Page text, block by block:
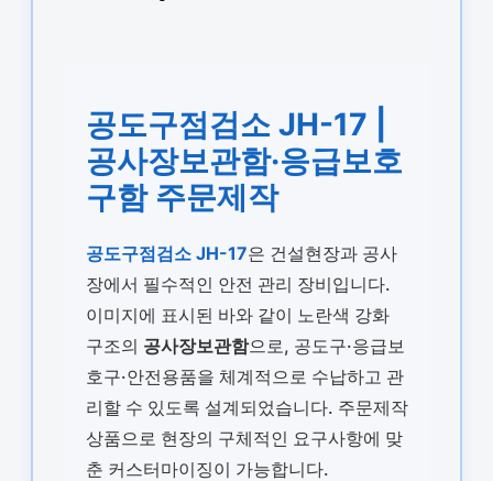
공도구점검소 JH-17 |
공사장보관함·응급보호
구함 주문제작
공도구점검소 JH-17은 건설현장과 공사
장에서 필수적인 안전 관리 장비입니다.
이미지에 표시된 바와 같이 노란색 강화
구조의 공사장보관함으로, 공도구·응급보
호구·안전용품을 체계적으로 수납하고 관
리할 수 있도록 설계되었습니다. 주문제작
상품으로 현장의 구체적인 요구사항에 맞
춘 커스터마이징이 가능합니다.